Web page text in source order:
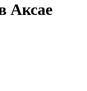
Аксае